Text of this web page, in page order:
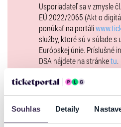
Souhlas Detaily
Usporiadateľ sa v zmysle
EÚ 2022/2065 (Akt o
ponúkať na portáli
služby, ktoré sú v súlade
Európskej únie. Príslušné
DSA nájdete na stránketu.